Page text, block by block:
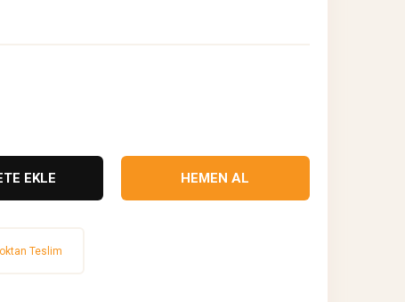
EKLE HEMEN AL
Teslim